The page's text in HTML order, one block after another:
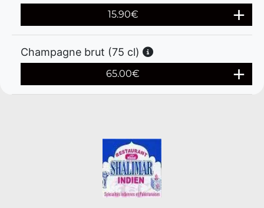
15.90€
Champagne brut (75 cl)
65.00€